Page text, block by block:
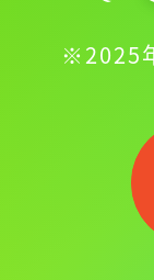
※2025